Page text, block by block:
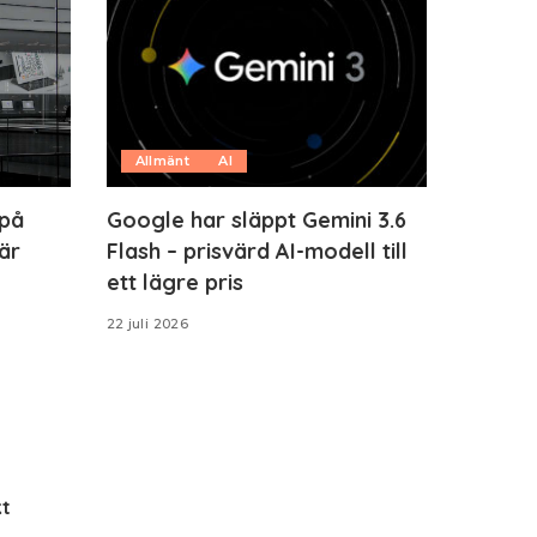
Allmänt AI
Google har släppt Gemini 3.6
Flash – prisvärd AI-modell till
ett lägre pris
22 juli 2026